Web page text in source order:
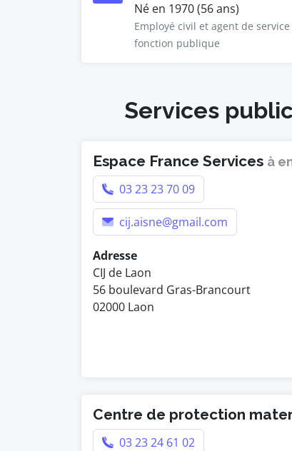
Né en 1970 (56 ans)
Employé civil et agent de
fonction publique
Services
Espace France Services à
03 23 23 70 09
cij.aisne@gmail.com
Adresse
CIJ de Laon
56 boulevard Gras-Brancourt
02000 Laon
Centre de protection
03 23 24 61 02